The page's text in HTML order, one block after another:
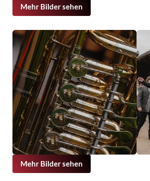
Mehr Bilder sehen
Mehr Bilder sehen